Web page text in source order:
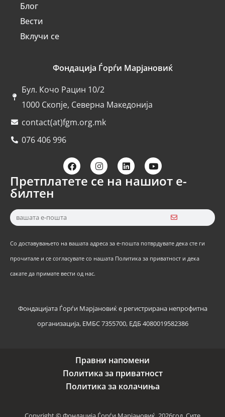
Блог
Вести
Вклучи се
Фондација Ѓорѓи Марјановиќ
Бул. Кочо Рацин 10/2
1000 Скопје, Северна Македонија
contact(at)fgm.org.mk
076 406 996
Претплатете се на нашиот е-
билтен
Со доставувањето на вашата адреса за е-пошта потврдувате дека сте ги
прочитале и се согласувате со нашата Политика за приватност и дека
сакате да примате вести од нас.
Фондацијата Ѓорѓи Марјановиќ е регистрирана непрофитна
организација, ЕМБС 7355700, ЕДБ 4080019582386
Правни напомени
Политика за приватност
Политика за колачиња